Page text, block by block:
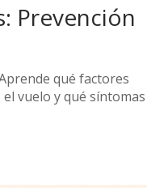
Prevención
qué factores
vuelo y qué síntomas